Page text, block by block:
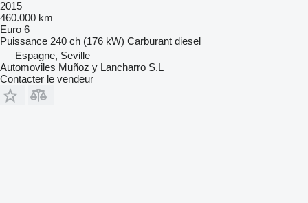
2015
460.000 km
Euro 6
Puissance 240 ch (176 kW) Carburant diesel
Espagne, Seville
Automoviles Muñoz y Lancharro S.L
Contacter le vendeur